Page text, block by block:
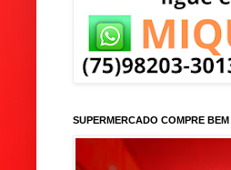
SUPERMERCADO COMPRE BEM